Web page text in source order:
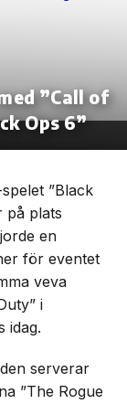
”Call of
Ops 6”
”Black
på plats
en
för eventet
veva
i
idag.
serverar
”The Rogue